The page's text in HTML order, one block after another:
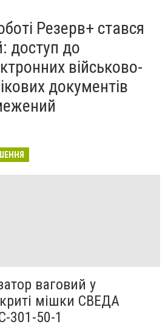
Резерв+ стався
доступ до
військово-
документів
ваговий у
мішки СВЕДА
301-50-1